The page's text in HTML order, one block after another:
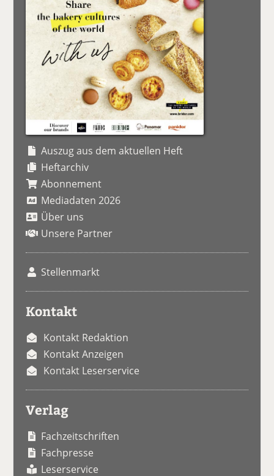
Auszug aus dem aktuellen Heft
Heftarchiv
Abonnement
Mediadaten 2026
Über uns
Unsere Partner
Stellenmarkt
Kontakt
Kontakt Redaktion
Kontakt Anzeigen
Kontakt Leserservice
Verlag
Fachzeitschriften
Fachpresse
Leserservice